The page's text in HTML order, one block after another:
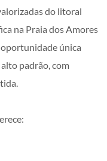
do litoral
na Praia dos Amores
única
padrão, com